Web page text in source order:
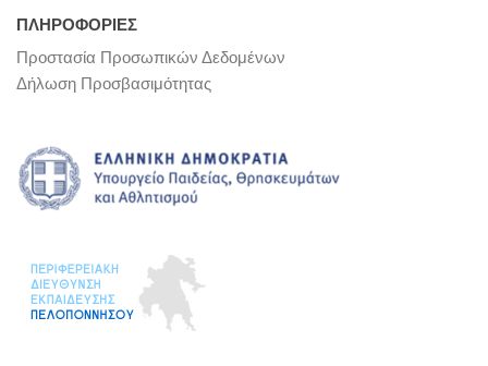
ΠΛΗΡΟΦΟΡΙΕΣ
Προστασία Προσωπικών Δεδομένων
Δήλωση Προσβασιμότητας